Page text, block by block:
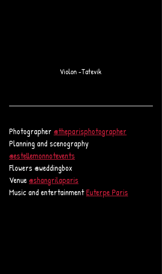
Violon -Tatevik
Photographer @theparisphotographer
Planning and scenography
@estellemonnotevents
Flowers @weddingbox
Venue @shangrilaparis
Music and entertainment Euterpe Paris